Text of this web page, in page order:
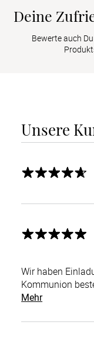
Deine
Bewerte auch
Unsere
Wir haben
Kommunion
Mehr